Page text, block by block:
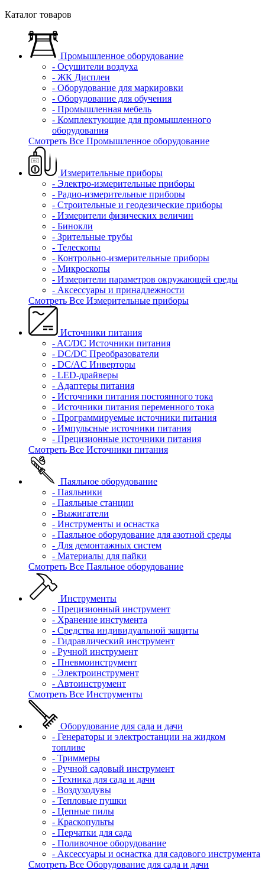
Каталог товаров
Промышленное оборудование
- Осушители воздуха
- ЖК Дисплеи
- Оборудование для маркировки
- Оборудование для обучения
- Промышленная мебель
- Комплектующие для промышленного
оборудования
Смотреть Все Промышленное оборудование
Измерительные приборы
- Электро-измерительные приборы
- Радио-измерительные приборы
- Строительные и геодезические приборы
- Измерители физических величин
- Бинокли
- Зрительные трубы
- Телескопы
- Контрольно-измерительные приборы
- Микроскопы
- Измерители параметров окружающей среды
- Аксессуары и принадлежности
Смотреть Все Измерительные приборы
Источники питания
- AC/DC Источники питания
- DC/DC Преобразователи
- DC/AC Инверторы
- LED-драйверы
- Адаптеры питания
- Источники питания постоянного тока
- Источники питания переменного тока
- Программируемые источники питания
- Импульсные источники питания
- Прецизионные источники питания
Смотреть Все Источники питания
Паяльное оборудование
- Паяльники
- Паяльные станции
- Выжигатели
- Инструменты и оснастка
- Паяльное оборудование для азотной среды
- Для демонтажных систем
- Материалы для пайки
Смотреть Все Паяльное оборудование
Инструменты
- Прецизионный инструмент
- Хранение инстумента
- Средства индивидуальной защиты
- Гидравлический инструмент
- Ручной инструмент
- Пневмоинструмент
- Электроинструмент
- Автоинструмент
Смотреть Все Инструменты
Оборудование для сада и дачи
- Генераторы и электростанции на жидком
топливе
- Триммеры
- Ручной садовый инструмент
- Техника для сада и дачи
- Воздуходувы
- Тепловые пушки
- Цепные пилы
- Краскопульты
- Перчатки для сада
- Поливочное оборудование
- Аксессуары и оснастка для садового инструмента
Смотреть Все Оборудование для сада и дачи